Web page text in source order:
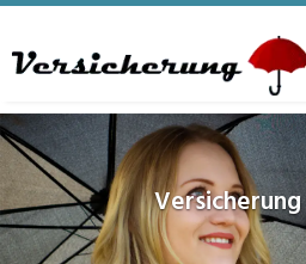
to
content
Versicherung